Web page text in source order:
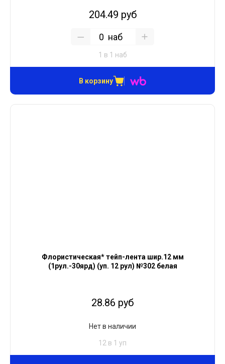
204.49 руб
наб
1 в 1 наб
В корзину
Флористическая* тейп-лента шир.12 мм
(1рул.-30ярд) (уп. 12 рул) №302 белая
28.86 руб
Нет в наличии
12 в 1 уп